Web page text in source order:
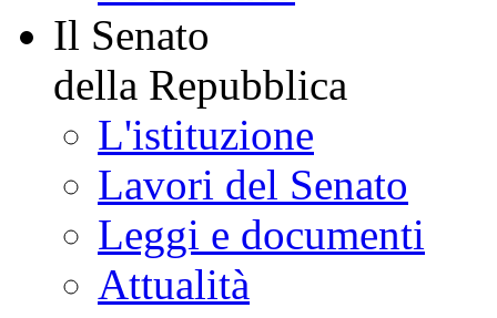
Il Senato
della Repubblica
L'istituzione
Lavori del Senato
Leggi e documenti
Attualità